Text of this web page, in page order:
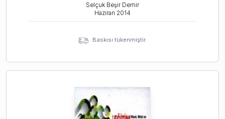
Selçuk Beşir Demir
Haziran 2014
Baskısı tükenmiştir.